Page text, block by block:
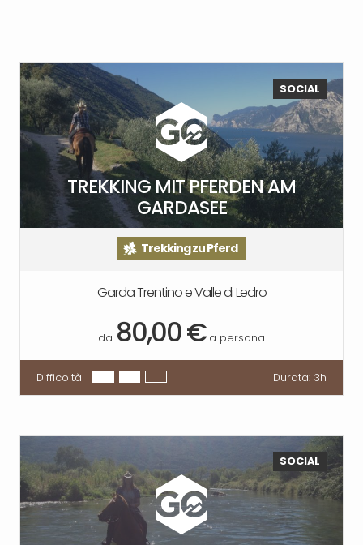
TREKKING MIT PFERDEN AM
GARDASEE
SOCIAL
Trekking zu Pferd
Garda Trentino e Valle di Ledro
da 80,00 € a persona
Difficoltà Durata: 3h
SOCIAL